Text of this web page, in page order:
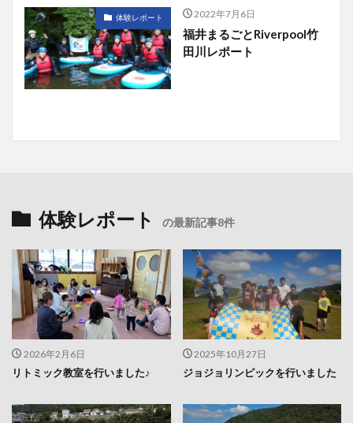
体験レポート 2022年7月6日
福井まるごとRiverpool竹
田川レポート
体験レポート の最新記事8件
2026年2月6日
リトミック教室を行いました♪
2025年10月27日
ジョジョリンピックを行いました